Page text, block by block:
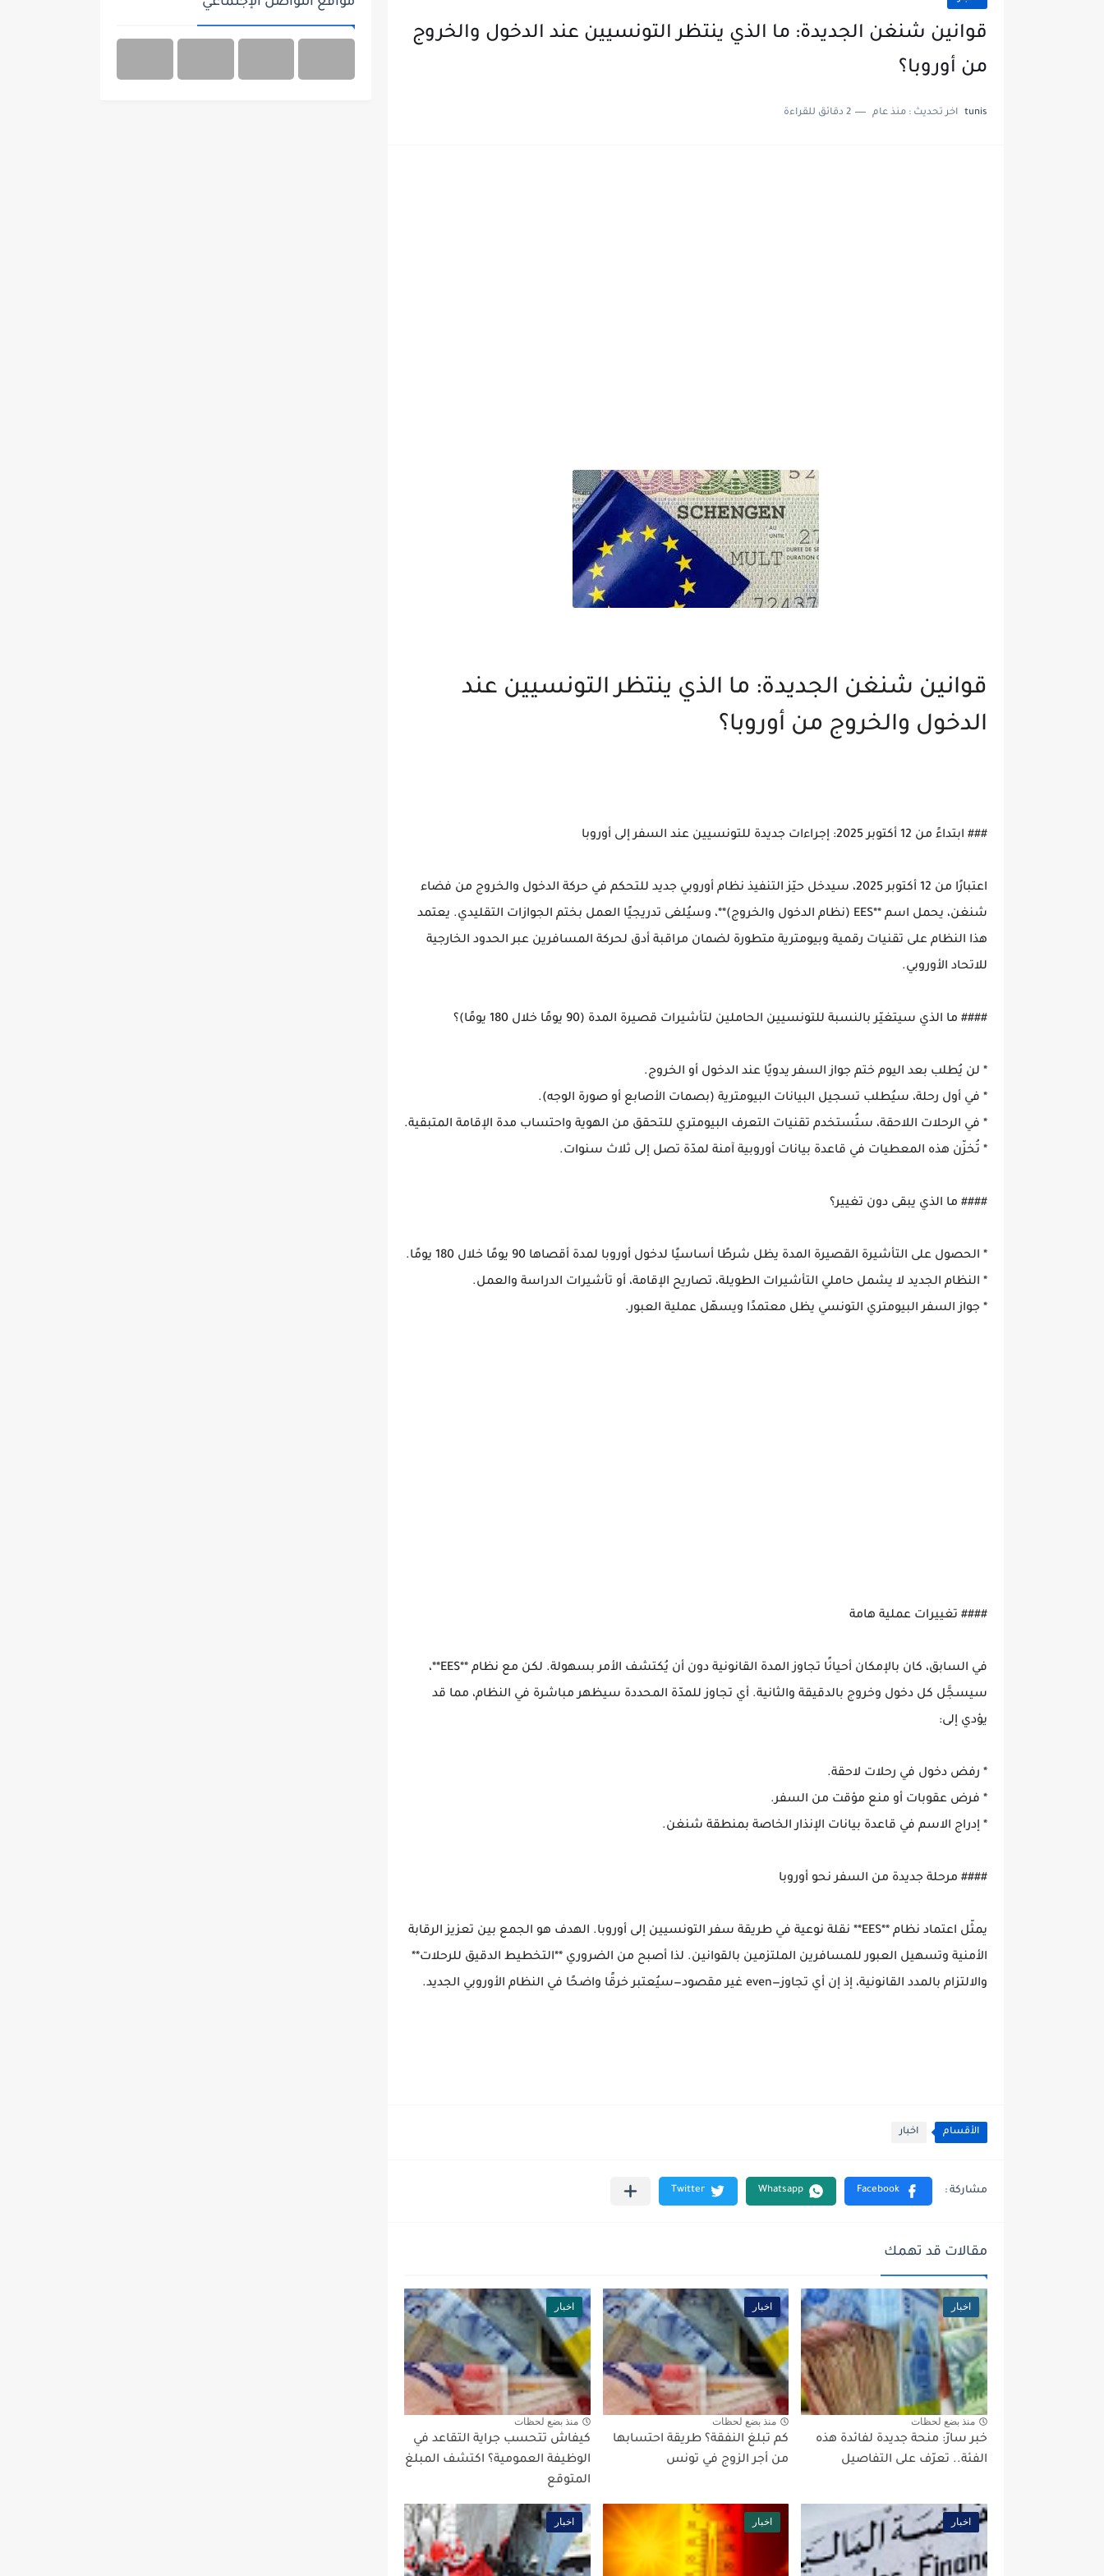
قوانين شنغن الجديدة: ما الذي ينتظر التونسيين عند الدخول والخروج
من أوروبا؟
tunis اخر تحديث : منذ عام 2 دقائق للقراءة
قوانين شنغن الجديدة: ما الذي ينتظر التونسيين عند
الدخول والخروج من أوروبا؟
### ابتداءً من 12 أكتوبر 2025: إجراءات جديدة للتونسيين عند السفر إلى أوروبا
اعتبارًا من 12 أكتوبر 2025، سيدخل حيّز التنفيذ نظام أوروبي جديد للتحكم في حركة الدخول والخروج من فضاء
شنغن، يحمل اسم **EES (نظام الدخول والخروج)**، وسيُلغى تدريجيًا العمل بختم الجوازات التقليدي. يعتمد
هذا النظام على تقنيات رقمية وبيومترية متطورة لضمان مراقبة أدق لحركة المسافرين عبر الحدود الخارجية
للاتحاد الأوروبي.
#### ما الذي سيتغيّر بالنسبة للتونسيين الحاملين لتأشيرات قصيرة المدة (90 يومًا خلال 180 يومًا)؟
* لن يُطلب بعد اليوم ختم جواز السفر يدويًا عند الدخول أو الخروج.
* في أول رحلة، سيُطلب تسجيل البيانات البيومترية (بصمات الأصابع أو صورة الوجه).
* في الرحلات اللاحقة، ستُستخدم تقنيات التعرف البيومتري للتحقق من الهوية واحتساب مدة الإقامة المتبقية.
* تُخزّن هذه المعطيات في قاعدة بيانات أوروبية آمنة لمدّة تصل إلى ثلاث سنوات.
#### ما الذي يبقى دون تغيير؟
* الحصول على التأشيرة القصيرة المدة يظل شرطًا أساسيًا لدخول أوروبا لمدة أقصاها 90 يومًا خلال 180 يومًا.
* النظام الجديد لا يشمل حاملي التأشيرات الطويلة، تصاريح الإقامة، أو تأشيرات الدراسة والعمل.
* جواز السفر البيومتري التونسي يظل معتمدًا ويسهّل عملية العبور.
#### تغييرات عملية هامة
في السابق، كان بالإمكان أحيانًا تجاوز المدة القانونية دون أن يُكتشف الأمر بسهولة. لكن مع نظام **EES**،
سيسجَّل كل دخول وخروج بالدقيقة والثانية. أي تجاوز للمدّة المحددة سيظهر مباشرة في النظام، مما قد
يؤدي إلى:
* رفض دخول في رحلات لاحقة.
* فرض عقوبات أو منع مؤقت من السفر.
* إدراج الاسم في قاعدة بيانات الإنذار الخاصة بمنطقة شنغن.
#### مرحلة جديدة من السفر نحو أوروبا
يمثّل اعتماد نظام **EES** نقلة نوعية في طريقة سفر التونسيين إلى أوروبا. الهدف هو الجمع بين تعزيز الرقابة
الأمنية وتسهيل العبور للمسافرين الملتزمين بالقوانين. لذا أصبح من الضروري **التخطيط الدقيق للرحلات**
والالتزام بالمدد القانونية، إذ إن أي تجاوز—even غير مقصود—سيُعتبر خرقًا واضحًا في النظام الأوروبي الجديد.
الأقسام اخبار
مقالات قد تهمك
اخبار
منذ بضع لحظات
خبر سارّ: منحة جديدة لفائدة هذه
الفئة.. تعرّف على التفاصيل
اخبار
منذ بضع لحظات
كم تبلغ النفقة؟ طريقة احتسابها
من أجر الزوج في تونس
اخبار
منذ بضع لحظات
كيفاش تتحسب جراية التقاعد في
الوظيفة العمومية؟ اكتشف المبلغ
المتوقع
اخبار اخبار اخبار